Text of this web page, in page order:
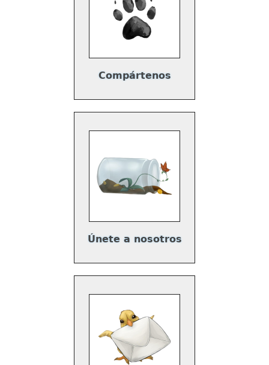
Compártenos
Únete a nosotros